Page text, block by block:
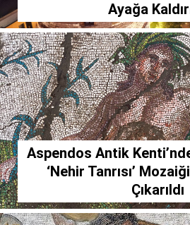
Ayağa
Aspendos Antik
‘Nehir Tanrısı’
Çıkarıldı